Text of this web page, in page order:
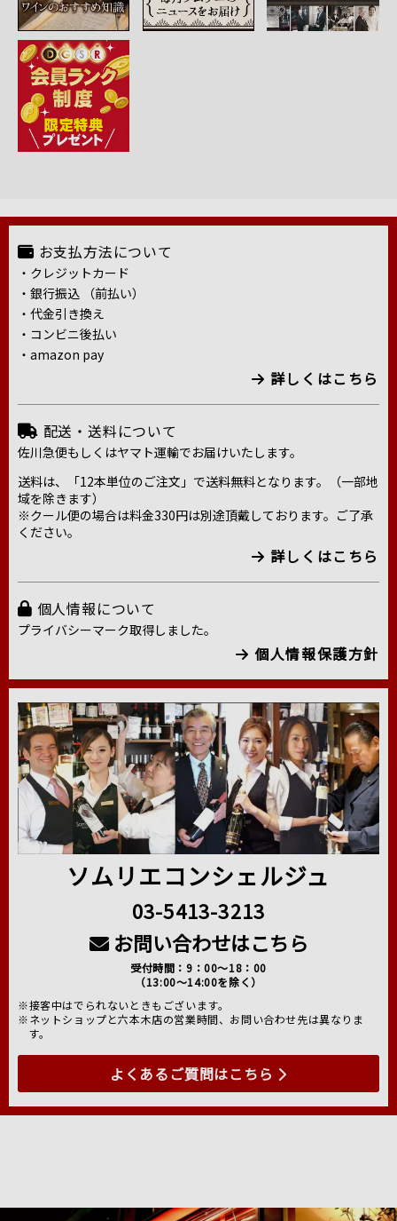
お支払方法について
・クレジットカード
・銀行振込 （前払い）
・代金引き換え
・コンビニ後払い
・amazon pay
詳しくはこちら
配送・送料について
佐川急便もしくはヤマト運輸でお届けいたします。
送料は、「12本単位のご注文」で送料無料となります。（一部地
域を除きます）
※クール便の場合は料金330円は別途頂戴しております。ご了承
ください。
詳しくはこちら
個人情報について
プライバシーマーク取得しました。
個人情報保護方針
ソムリエコンシェルジュ
03-5413-3213
お問い合わせはこちら
受付時間：9：00～18：00
（13:00～14:00を除く）
※接客中はでられないときもございます。
※ネットショップと六本木店の営業時間、お問い合わせ先は異なりま
す。
よくあるご質問はこちら